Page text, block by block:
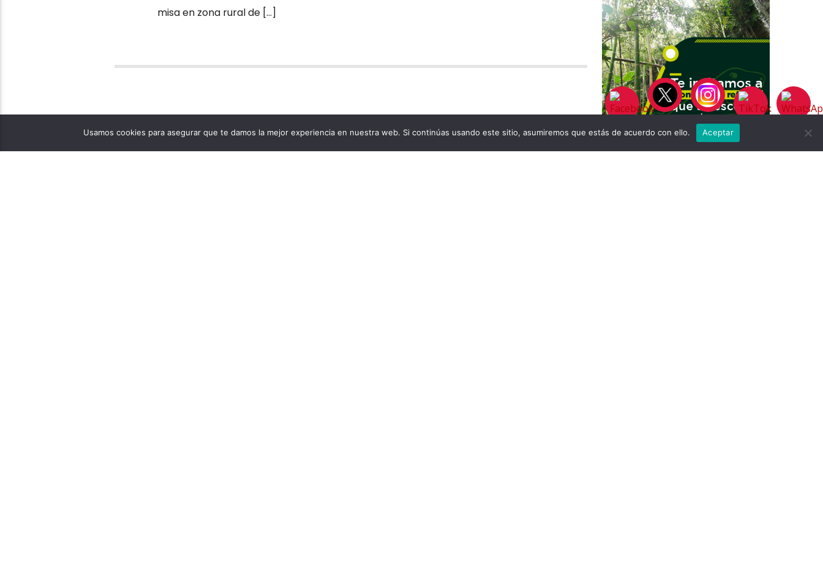
misa en zona rural de […]
Usamos cookies para asegurar que te damos la mejor experiencia en nuestra web. Si continúas usando este sitio, asumiremos que estás de acuerdo con ello. Aceptar